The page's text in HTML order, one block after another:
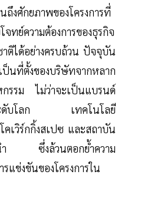
งศักยภาพของโครงการที่
จทย์ความต้องการของธุรกิจ
ติได้อย่างครบถ้วน ปัจจุบัน
นที่ตั้งของบริษัทจากหลาก
กรรม ไม่ว่าจะเป็นแบรนด์
ะดับโลก เทคโนโลยี
คเวิร์กกิ้งสเปซ และสถาบัน
นำ ซึ่งล้วนตอกย้ำความ
รแข่งขันของโครงการใน